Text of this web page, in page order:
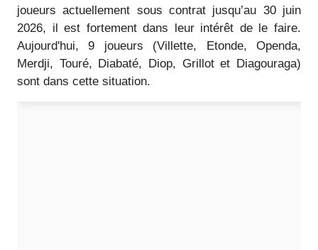
joueurs actuellement sous contrat jusqu’au 30 juin
2026, il est fortement dans leur intérêt de le faire.
Aujourd'hui, 9 joueurs (Villette, Etonde, Openda,
Merdji, Touré, Diabaté, Diop, Grillot et Diagouraga)
sont dans cette situation.